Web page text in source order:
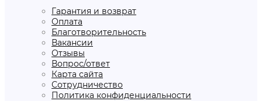
Гарантия и возврат
Оплата
Благотворительность
Вакансии
Отзывы
Вопрос/ответ
Карта сайта
Сотрудничество
Политика конфиденциальности